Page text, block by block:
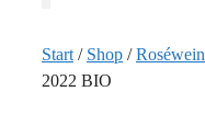
Start / Shop /Roséwein
2022 BIO